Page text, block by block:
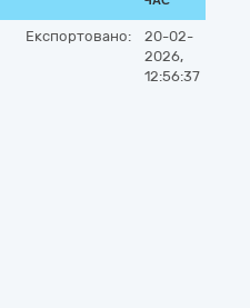
Експортовано:
20-02-
2026,
12:56:37